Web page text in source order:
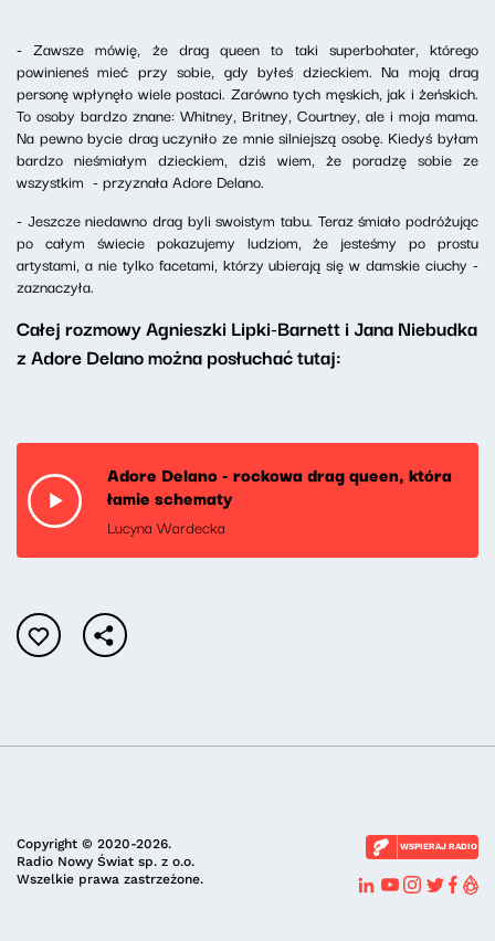
- Zawsze mówię, że drag queen to taki superbohater, którego
powinieneś mieć przy sobie, gdy byłeś dzieckiem. Na moją drag
personę wpłynęło wiele postaci. Zarówno tych męskich, jak i żeńskich.
To osoby bardzo znane: Whitney, Britney, Courtney, ale i moja mama.
Na pewno bycie drag uczyniło ze mnie silniejszą osobę. Kiedyś byłam
bardzo nieśmiałym dzieckiem, dziś wiem, że poradzę sobie ze
wszystkim - przyznała Adore Delano.
- Jeszcze niedawno drag byli swoistym tabu. Teraz śmiało podróżując
po całym świecie pokazujemy ludziom, że jesteśmy po prostu
artystami, a nie tylko facetami, którzy ubierają się w damskie ciuchy -
zaznaczyła.
Całej rozmowy Agnieszki Lipki-Barnett i Jana Niebudka
z Adore Delano można posłuchać tutaj:
Adore Delano - rockowa drag queen, która
łamie schematy
Lucyna Wardecka
Copyright © 2020-2026.
Radio Nowy Świat sp. z o.o.
Wszelkie prawa zastrzeżone.
WSPIERAJ RADIO